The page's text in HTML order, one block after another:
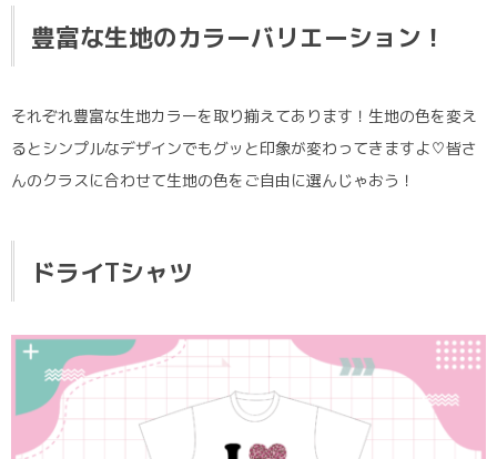
豊富な生地のカラーバリエーション！
それぞれ豊富な生地カラーを取り揃えてあります！生地の色を変え
るとシンプルなデザインでもグッと印象が変わってきますよ♡皆さ
んのクラスに合わせて生地の色をご自由に選んじゃおう！
ドライTシャツ